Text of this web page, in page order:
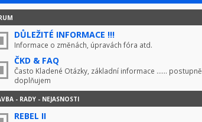
DŮLEŽITÉ INFORMACE !!!
Informace o změnách, úpravách fóra atd.
ČKD & FAQ
Často Kladené Otázky, základní informace ...... postupně
doplňujem
- RADY - NEJASNOSTI
REBEL II